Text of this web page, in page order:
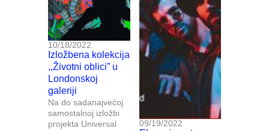
10/18/2022
Izložbena kolekcija
,,Životni oblici” u
Londonskoj
galeriji
Na do sadanajvećoj
samostalnoj izložbi
projekta Universal
09/19/2022